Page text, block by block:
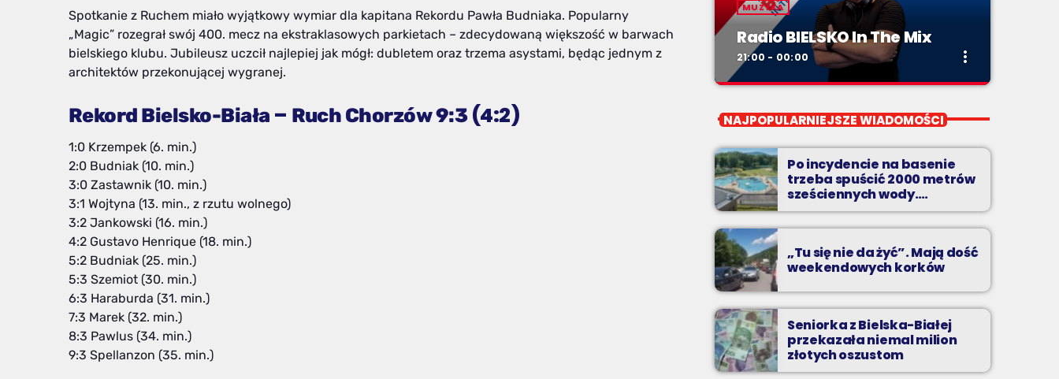
Spotkanie z Ruchem miało wyjątkowy wymiar dla kapitana Rekordu Pawła Budniaka. Popularny
„Magic” rozegrał swój 400. mecz na ekstraklasowych parkietach – zdecydowaną większość w barwach
bielskiego klubu. Jubileusz uczcił najlepiej jak mógł: dubletem oraz trzema asystami, będąc jednym z
architektów przekonującej wygranej.
Rekord Bielsko-Biała – Ruch Chorzów 9:3(4:2)
1:0 Krzempek (6. min.)
2:0 Budniak (10. min.)
3:0 Zastawnik (10. min.)
3:1 Wojtyna (13. min., z rzutu wolnego)
3:2 Jankowski (16. min.)
4:2 Gustavo Henrique (18. min.)
5:2 Budniak (25. min.)
5:3 Szemiot (30. min.)
6:3 Haraburda (31. min.)
7:3 Marek (32. min.)
8:3 Pawlus (34. min.)
9:3 Spellanzon (35. min.)
MUZYKA
Radio BIELSKO In The Mix
21:00 - 00:00 more_vert
Radio BIELSKO In The Mix
Kilkadziesiąt minut energetycznych beatów.
NAJPOPULARNIEJSZE WIADOMOŚCI
Po incydencie na basenie
trzeba spuścić 2000 metrów
sześciennych wody.
„Ogromne koszty i ogromna
praca”
„Tu się nie da żyć”. Mają dość
weekendowych korków
Seniorka z Bielska-Białej
przekazała niemal milion
złotych oszustom